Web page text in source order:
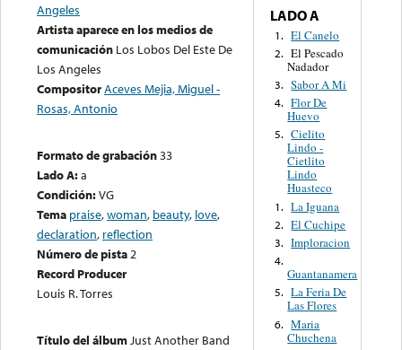
Angeles
Artista aparece en los medios de
comunicación Los Lobos Del Este De
Los Angeles
CompositorAceves Mejia, Miguel -
Rosas, Antonio
Formato de grabación33
Lado A:a
Condición:VG
Tema praise,woman, beauty, love,
declaration, reflection
Número de pista2
Record Producer
Louis R. Torres
Título del álbumJust Another Band
LADO A
1. El Canelo
2. El Pescado
Nadador
3. Sabor A Mi
4. Flor De
Huevo
5. Cielito
Lindo -
Cietlito
Lindo
Huasteco
1. La Iguana
2. El Cuchipe
3. Imploracion
4.
Guantanamera
5. La Feria De
Las Flores
6. Maria
Chuchena